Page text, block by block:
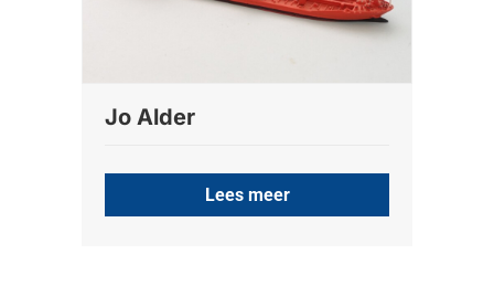
Jo Alder
Lees meer